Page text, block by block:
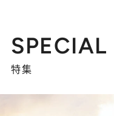
SPECIAL
特集